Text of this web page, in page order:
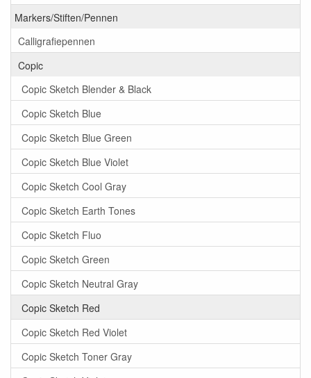
Markers/Stiften/Pennen
Calligrafiepennen
Copic
Copic Sketch Blender & Black
Copic Sketch Blue
Copic Sketch Blue Green
Copic Sketch Blue Violet
Copic Sketch Cool Gray
Copic Sketch Earth Tones
Copic Sketch Fluo
Copic Sketch Green
Copic Sketch Neutral Gray
Copic Sketch Red
Copic Sketch Red Violet
Copic Sketch Toner Gray